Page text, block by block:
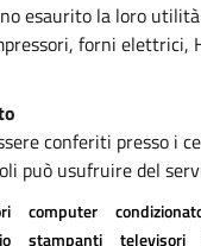
esaurito la loro
forni
conferiti presso i
può usufruire del
computer
stampanti televisori